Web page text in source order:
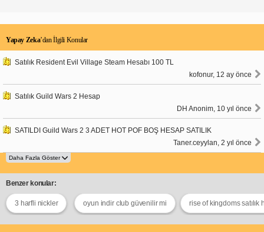
Yapay Zeka’dan İlgili Konular
Satılık Resident Evil Village Steam Hesabı 100 TL
kofonur, 12 ay önce
Satılık Guild Wars 2 Hesap
DH Anonim, 10 yıl önce
SATILDI Guild Wars 2 3 ADET HOT POF BOŞ HESAP SATILIK
Taner.ceyylan, 2 yıl önce
Benzer konular:
3 harfli nickler oyun indir club güvenilir mi rise of kingdoms satılık